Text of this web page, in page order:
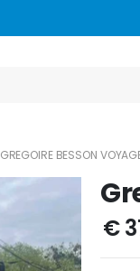
GREGOIRE BESSON
€